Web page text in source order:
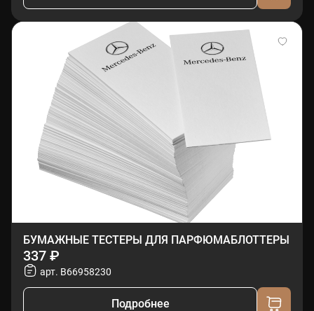
БУМАЖНЫЕ ТЕСТЕРЫ ДЛЯ ПАРФЮМАБЛОТТЕРЫ
337 ₽
арт. B66958230
Подробнее